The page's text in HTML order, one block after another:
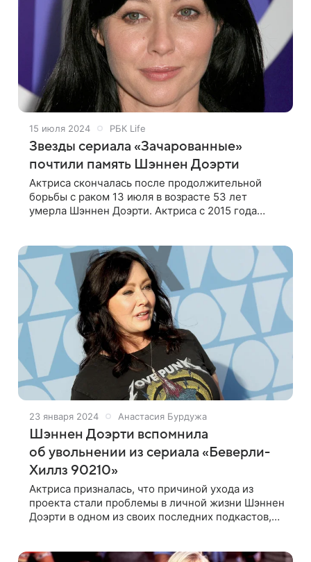
15 июля 2024 РБК Life
Звезды сериала «Зачарованные»
почтили память Шэннен Доэрти
Актриса скончалась после продолжительной
борьбы с раком 13 июля в возрасте 53 лет
умерла Шэннен Доэрти. Актриса с 2015 года
молочной железы.
23 января 2024 Анастасия Бурдужа
Шэннен Доэрти вспомнила
об увольнении из сериала «Беверли-
Хиллз 90210»
Актриса призналась, что причиной ухода из
проекта стали проблемы в личной жизни Шэннен
Доэрти в одном из своих последних подкастов,